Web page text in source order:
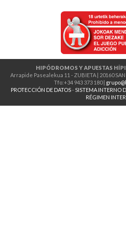
HIPÓDROMOS Y APUESTAS
Arrapide Pasealekua 11 - ZUBIETA | 20160 SAN
Tfo:+34 943 373 180 |
PROTECCIÓN DE DATOS-SISTEMA INTERNO
RÉGIMEN